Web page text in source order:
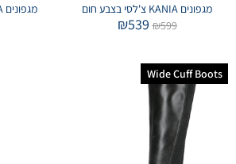
מגפונים KANIA צ'לסי בצבע חום
₪599
₪539
מגפונים KANIA צ'לסי בצבע שחור
Wide Cuff Boots